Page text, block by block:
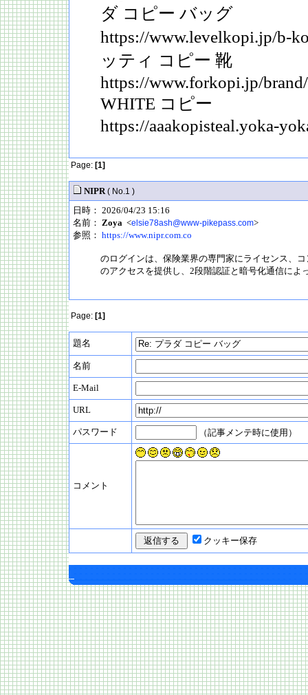
ダ コピー バッグ
https://www.levelkopi.jp/b-
ッティ コピー 靴
https://www.forkopi.jp/
WHITE コピー
https://aaakopisteal.yoka-
Page: [1]
NIPR ( No.1 )
日時： 2026/04/23 15:16
名前： Zoya <elsie78ash@www-pikepass.com>
参照： https://www.nipr.com.co
のログインは、保険業界の専門家にライセンス、
のアクセスを提供し、2段階認証と暗号化通信によ
Page: [1]
題名
名前
E-Mail
URL
パスワード （記事メンテ時に使用）
コメント
クッキー保存